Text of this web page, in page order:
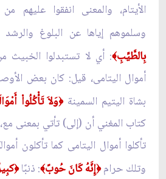
الأيتام، والمعنى انفقوا عليهم
وسلموهم إياها عن البلوغ
بِالطَّيِّبِ﴾: أي لا تستبدلوا الخبيث
أموال اليتامى، قيل: كان بعض
بشاة اليتيم السمينة﴿وَلاَ تَأْكُلُواْ
كتاب المغني أن (إلى) تأتي بمعنى
تأكلوا أموال اليتامى كما تأكلون
وتلك حرام﴿إِنَّهُ كَانَ حُوبً﴾: ذنبًا﴿